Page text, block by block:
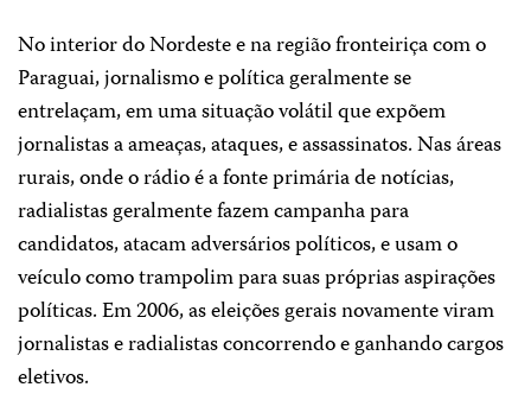
No interior do Nordeste e na região fronteiriça com o
Paraguai, jornalismo e política geralmente se
entrelaçam, em uma situação volátil que expõem
jornalistas a ameaças, ataques, e assassinatos. Nas áreas
rurais, onde o rádio é a fonte primária de notícias,
radialistas geralmente fazem campanha para
candidatos, atacam adversários políticos, e usam o
veículo como trampolim para suas próprias aspirações
políticas. Em 2006, as eleições gerais novamente viram
jornalistas e radialistas concorrendo e ganhando cargos
eletivos.